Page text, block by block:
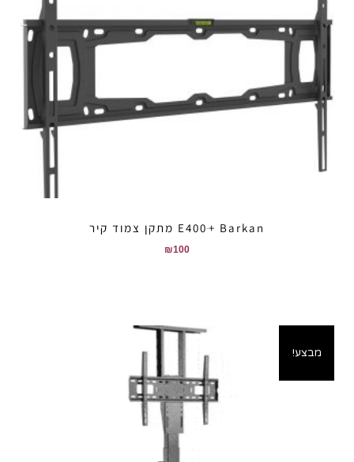
E400ּ+ Barkan מתקן צמוד קיר
₪100
מבצע!